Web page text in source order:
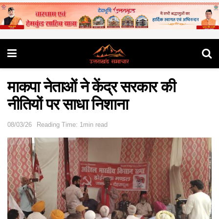
माकपा नेताओं ने केंद्र सरकार की
नीतियों पर साधा निशाना
08/03/26 Reading Time: 1min read